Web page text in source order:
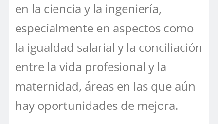
en la ciencia y la ingeniería,
especialmente en aspectos como
la igualdad salarial y la conciliación
entre la vida profesional y la
maternidad, áreas en las que aún
hay oportunidades de mejora.